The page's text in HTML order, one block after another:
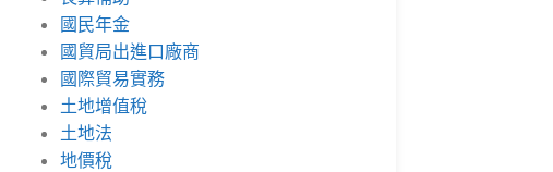
國民年金
國貿局出進口廠商
國際貿易實務
土地增值稅
土地法
地價稅